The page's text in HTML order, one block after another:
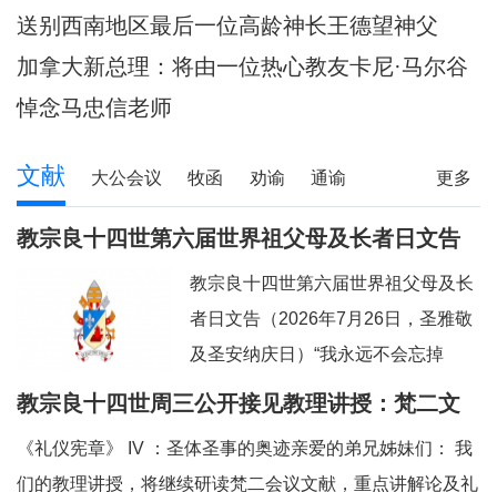
陪伴当地神父们避
送别西南地区最后一位高龄神长王德望神父
加拿大新总理：将由一位热心教友卡尼·马尔谷
担任
悼念马忠信老师
更多
文献 大公会议 牧函 劝谕 通谕
文告 其它
教宗良十四世第六届世界祖父母及长者日文告
教宗良十四世第六届世界祖父母及长
者日文告（2026年7月26日，圣雅敬
及圣安纳庆日）“我永远不会忘掉
你。”（参阅：依四十九 15）亲爱的
的口，许诺祂永远都不会忘掉我们任
教宗良十四世周三公开接见教理讲授：梵二文
《礼仪宪章》 IV ：圣体圣事的奥迹亲爱的弟兄姊妹们： 我
们的教理讲授，将继续研读梵二会议文献，重点讲解论及礼